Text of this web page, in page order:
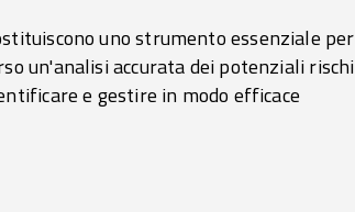
uno strumento essenziale per
un'analisi accurata dei potenziali rischi
e gestire in modo efficace